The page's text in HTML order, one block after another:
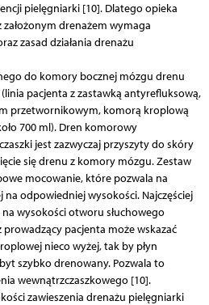
pielęgniarki [10]. Dlatego opieka
drenażem wymaga
zasad działania drenażu
do komory bocznej mózgu drenu
pacjenta z zastawką antyrefluksową,
przetwornikowym, komorą kroplową
700 ml). Dren komorowy
jest zazwyczaj przyszyty do skóry
się drenu z komory mózgu. Zestaw
mocowanie, które pozwala na
odpowiedniej wysokości. Najczęściej
wysokości otworu słuchowego
pacjenta może wskazać
nieco wyżej, tak by płyn
szybko drenowany. Pozwala to
wewnątrzczaszkowego [10].
zawieszenia drenażu pielęgniarki